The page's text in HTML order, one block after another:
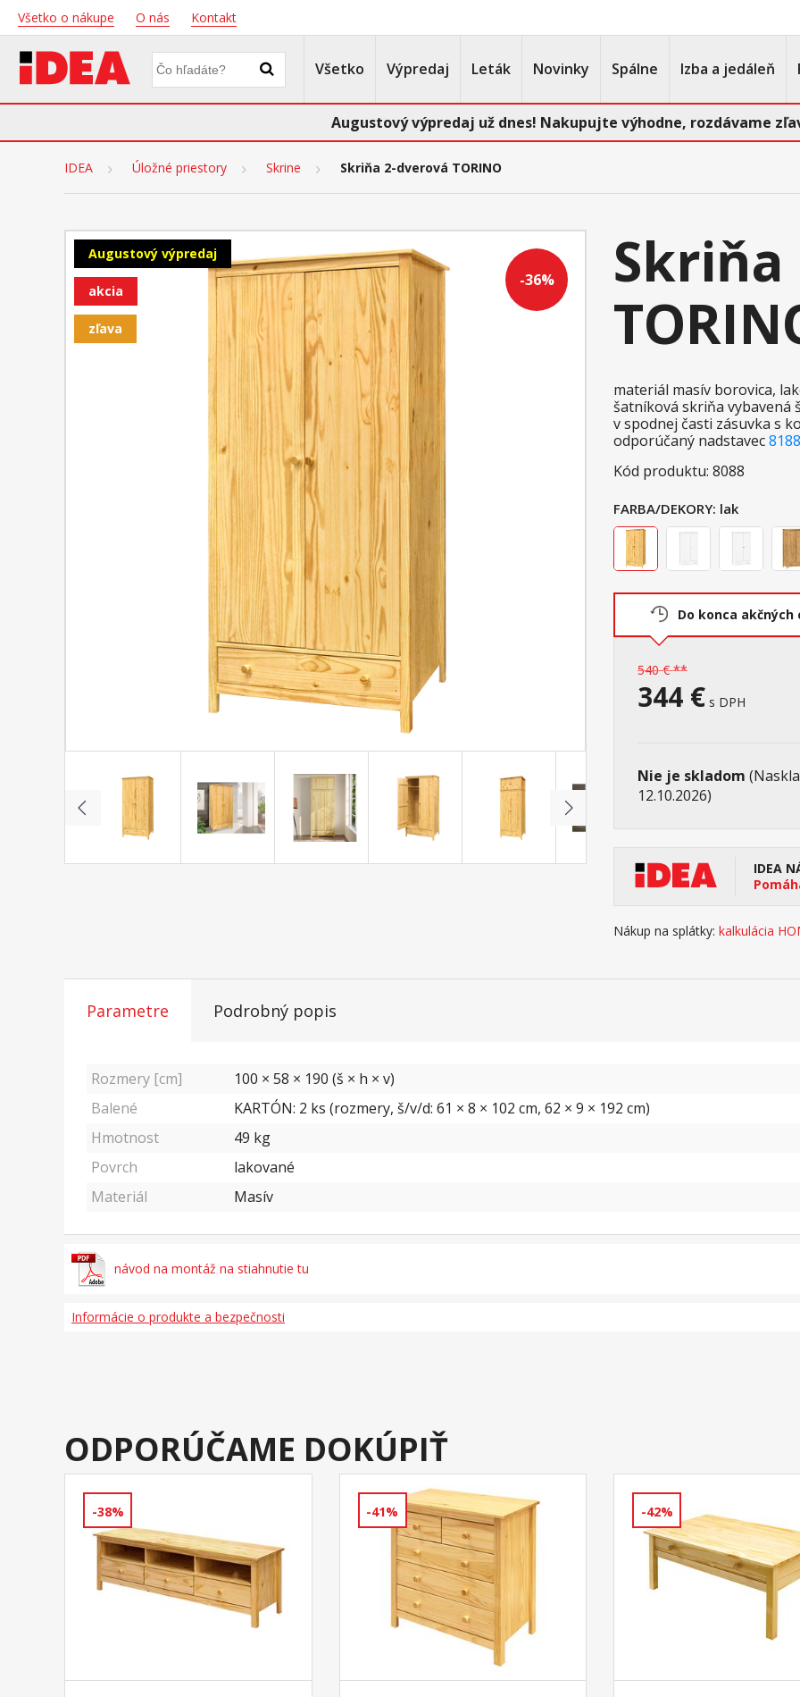
Všetko o nákupe O nás Kontakt
Všetko Výpredaj Leták Novinky Spálne Izba a jedáleň
Augustový výpredaj už dnes! Nakupujte výhodne, rozdávame
IDEA Úložné priestory Skrine Skriňa 2-dverová TORINO
-36%
Augustový výpredaj
akcia
zľava
materiál masív borovica,
šatníková skriňa
v spodnej časti zásuvka s
odporúčaný nadstavec8188
Kód produktu: 8088
FARBA/DEKORY: lak
Do konca
540 € **
344 € s DPH
Nie je skladom
12.10.2026)
IDEA
Nákup na splátky: kalkulácia
Parametre Podrobný popis
Rozmery [cm]
100 × 58 × 190 (š × h × v)
Balené
KARTÓN: 2 ks (rozmery, š/v/d: 61 × 8 × 102 cm, 62 × 9 × 192 cm)
Hmotnost
49 kg
Povrch
lakované
Materiál
Masív
návod na montáž na stiahnutie tu
Informácie o produkte a bezpečnosti
ODPORÚČAME DOKÚPIŤ
-38% -41% -42%